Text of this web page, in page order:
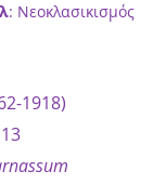
: Νεοκλασικισμός
1918)